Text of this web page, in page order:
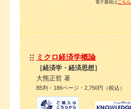
電子書籍はこちら
ミクロ経済学概論
［経済学・経済思想］
大熊正哲 著
B5判・186ページ・2,750円（税込）